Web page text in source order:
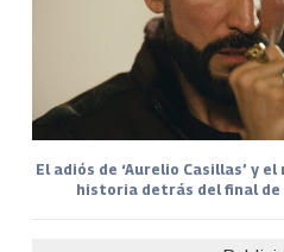
El adiós de ‘Aurelio Casillas’ y
historia detrás del final de